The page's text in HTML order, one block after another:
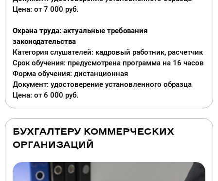
Цена: от 7 000 руб.
Охрана труда: актуальные требования
законодательства
Категория слушателей: кадровый работник, расчетчик
Срок обучения: предусмотрена программа на 16 часов
Форма обучения: дистанционная
Документ: удостоверение установленного образца
Цена: от 6 000 руб.
БУХГАЛТЕРУ КОММЕРЧЕСКИХ
ОРГАНИЗАЦИЙ